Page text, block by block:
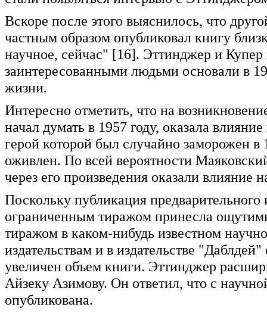
Вскоре после этого выяснилось, что
частным образом опубликовал книгу
научное, сейчас" [16]. Эттинджер и
заинтересованными людьми основали в
жизни.
Интересно отметить, что на
начал думать в 1957 году, оказала
герой которой был случайно заморожен в
оживлен. По всей вероятности
через его произведения оказали
Поскольку публикация
ограниченным тиражом принесла
тиражом в каком-нибудь известном
издательствам и в издательстве
увеличен объем книги. Эттинджер
Айзеку Азимову. Он ответил, что с
опубликована.